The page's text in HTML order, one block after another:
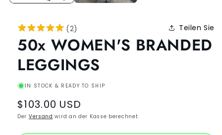
(2) Teilen Sie
50x WOMEN'S BRANDED
LEGGINGS
IN STOCK & READY TO SHIP
Regular
price
$103.00 USD
Der Versand wird an der Kasse berechnet.